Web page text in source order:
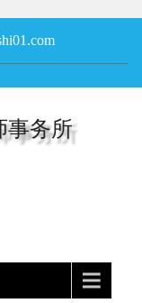
事务所